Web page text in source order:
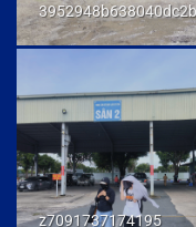
z7091737174195